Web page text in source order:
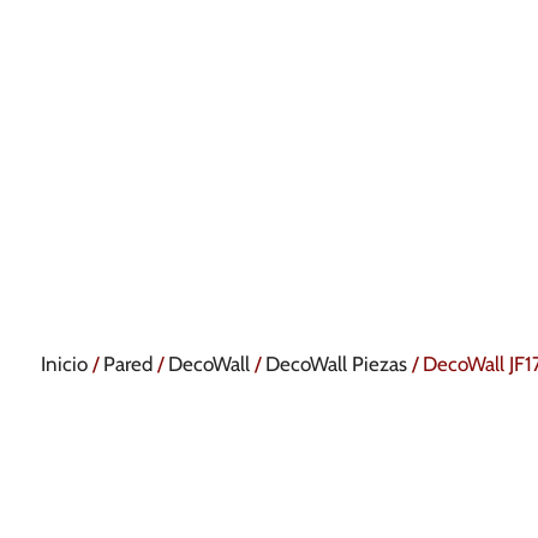
Inicio/ Pared/ DecoWall / DecoWall Piezas/ DecoWall